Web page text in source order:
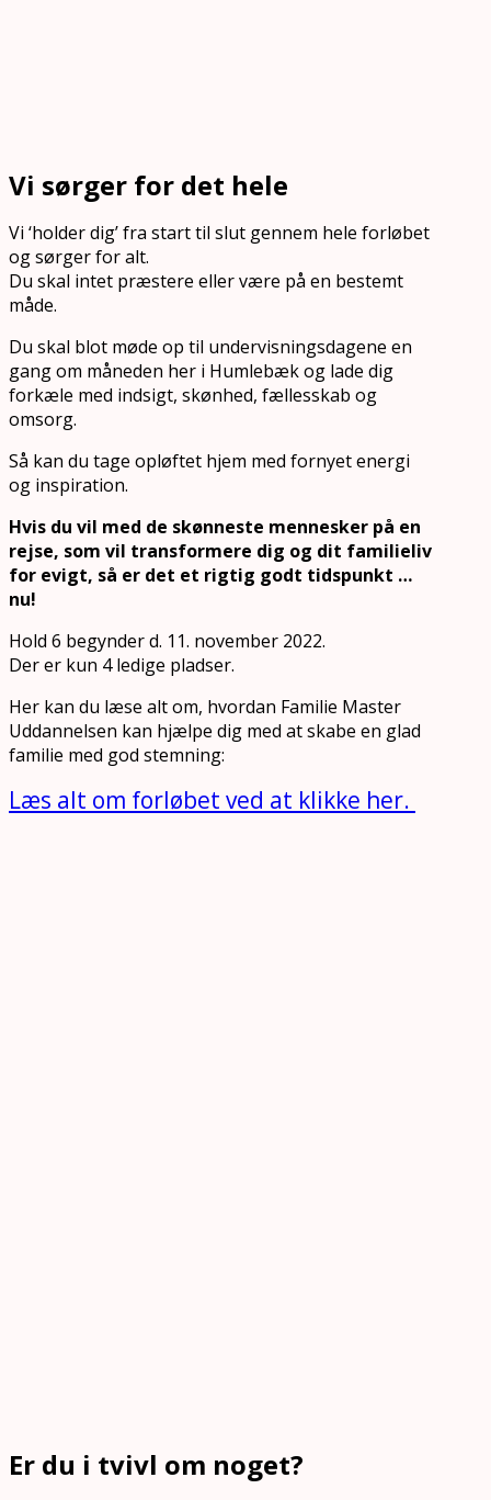
Vi sørger for det hele
Vi ‘holder dig’ fra start til slut gennem hele forløbet
og sørger for alt.
Du skal intet præstere eller være på en bestemt
måde.
Du skal blot møde op til undervisningsdagene en
gang om måneden her i Humlebæk og lade dig
forkæle med indsigt, skønhed, fællesskab og
omsorg.
Så kan du tage opløftet hjem med fornyet energi
og inspiration.
Hvis du vil med de skønneste mennesker på en
rejse, som vil transformere dig og dit familieliv
for evigt, så er det et rigtig godt tidspunkt …
nu!
Hold 6 begynder d. 11. november 2022.
Der er kun 4 ledige pladser.
Her kan du læse alt om, hvordan Familie Master
Uddannelsen kan hjælpe dig med at skabe en glad
familie med god stemning:
Læs alt om forløbet ved at klikke her.
Er du i tvivl om noget?